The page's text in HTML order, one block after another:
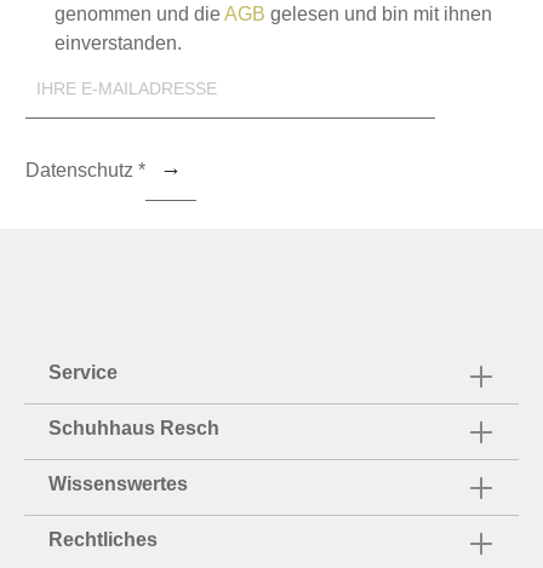
Datenschutz *
genommen und dieAGB gelesen und bin mit ihnen
einverstanden.
Service
Schuhhaus Resch
Wissenswertes
Rechtliches